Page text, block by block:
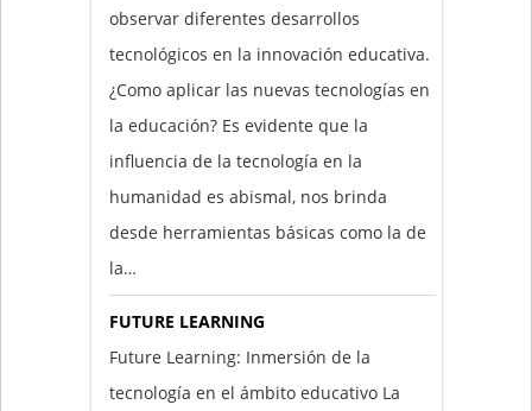
observar diferentes desarrollos
tecnológicos en la innovación educativa.
¿Como aplicar las nuevas tecnologías en
la educación? Es evidente que la
influencia de la tecnología en la
humanidad es abismal, nos brinda
desde herramientas básicas como la de
la…
FUTURE LEARNING
Future Learning: Inmersión de la
tecnología en el ámbito educativo La